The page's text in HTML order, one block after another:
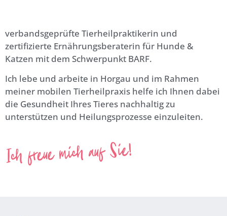
verbandsgeprüfte Tierheilpraktikerin und
zertifizierte Ernährungsberaterin für Hunde &
Katzen mit dem Schwerpunkt BARF.
Ich lebe und arbeite in Horgau und im Rahmen
meiner mobilen Tierheilpraxis helfe ich Ihnen dabei
die Gesundheit Ihres Tieres nachhaltig zu
unterstützen und Heilungsprozesse einzuleiten.